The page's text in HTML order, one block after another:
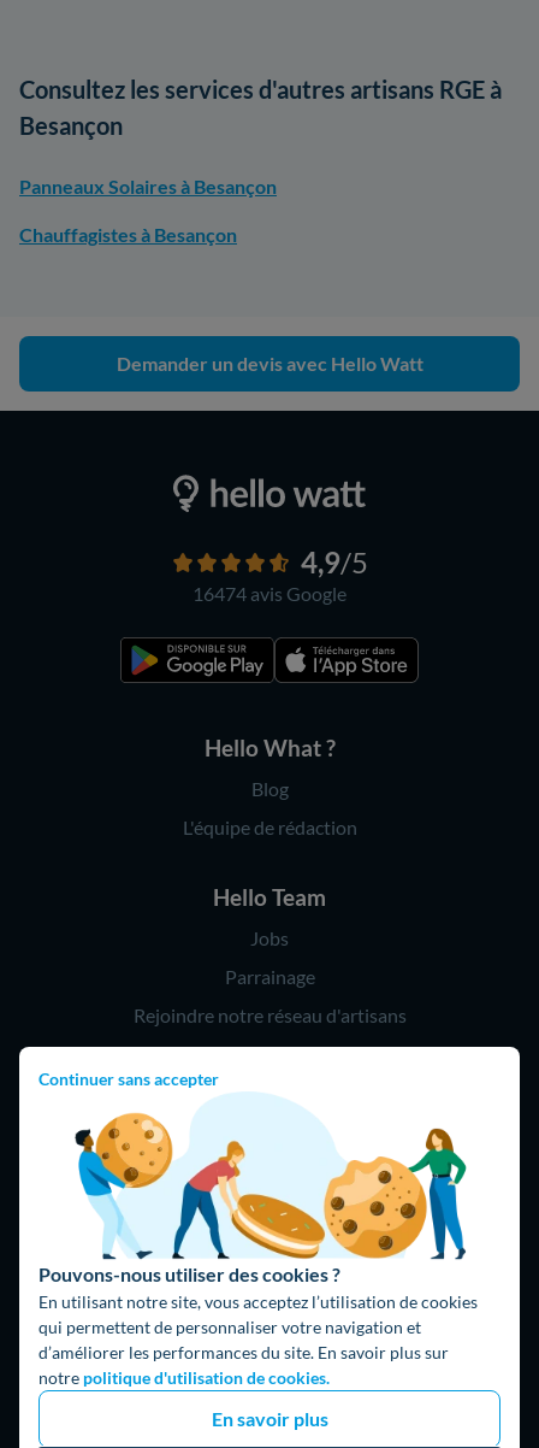
Continuer sans accepter
Pouvons-nous utiliser des cookies ?
En utilisant notre site, vous acceptez l’utilisation de cookies
qui permettent de personnaliser votre navigation et
d’améliorer les performances du site. En savoir plus sur
notre politique d'utilisation de cookies.
En savoir plus
Consultez les services d'autres artisans RGE à
Besançon
Panneaux Solaires à Besançon
Chauffagistes à Besançon
Demander un devis avec Hello Watt
4,9/5
16474 avis Google
Hello What ?
Blog
L'équipe de rédaction
Hello Team
Jobs
Parrainage
Rejoindre notre réseau d'artisans
Hello !
09 75 18 60 60
(8h-21h)
75018 Paris
Fait avec ⚡ par Hello Watt
© 2026 Hello Watt |CGU|Mentions légales